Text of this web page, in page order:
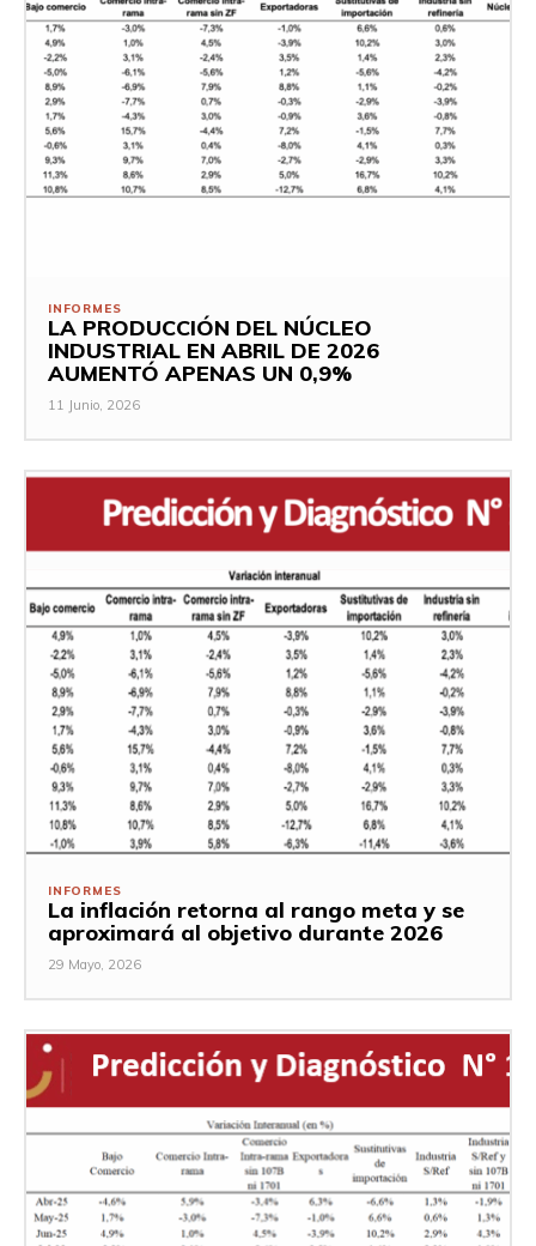
INFORMES
LA PRODUCCIÓN DEL NÚCLEO
INDUSTRIAL EN ABRIL DE 2026
AUMENTÓ APENAS UN 0,9%
11 Junio, 2026
INFORMES
La inflación retorna al rango meta y se
aproximará al objetivo durante 2026
29 Mayo, 2026